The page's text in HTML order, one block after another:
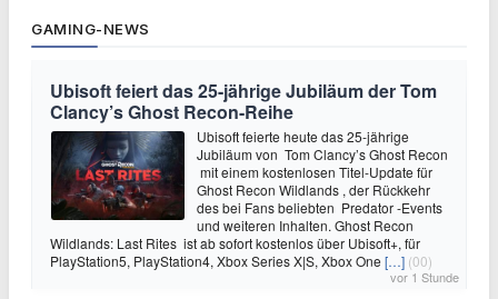
GAMING-NEWS
Ubisoft feiert das 25-jährige Jubiläum der Tom
Clancy’s Ghost Recon-Reihe
Ubisoft feierte heute das 25-jährige
Jubiläum von Tom Clancy’s Ghost Recon
mit einem kostenlosen Titel-Update für
Ghost Recon Wildlands , der Rückkehr
des bei Fans beliebten Predator -Events
und weiteren Inhalten. Ghost Recon
Wildlands: Last Rites ist ab sofort kostenlos über Ubisoft+, für
PlayStation5, PlayStation4, Xbox Series X|S, Xbox One […] (00)
vor 1 Stunde